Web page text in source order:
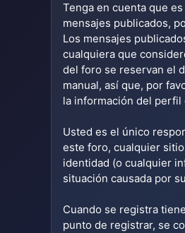
Tenga en cuenta que
mensajes publicados,
Los mensajes
cualquiera que
del foro se reservan el
manual, así que, por
la información del perfil
Usted es el único
este foro, cualquier
identidad (o cualquier
situación causada por
Cuando se registra
punto de registrar, se